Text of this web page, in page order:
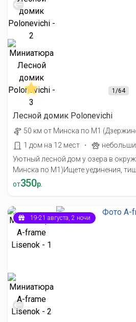
1/64
Лесной домик Polonevichi
50 км от Минска по М1
1 дом на 12 мест
·
Уютный лесной дом у озера в
Минска по М1) ​Ищете уединения,
от350р.
19-21 августа, 2 ночи